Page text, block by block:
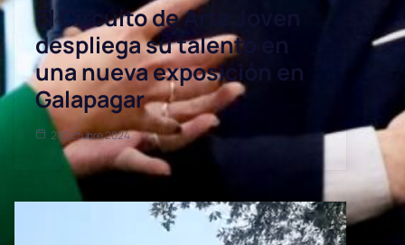
El Circuito de Arte Joven
despliega su talento en
una nueva exposición en
Galapagar
21 Octubre 2024